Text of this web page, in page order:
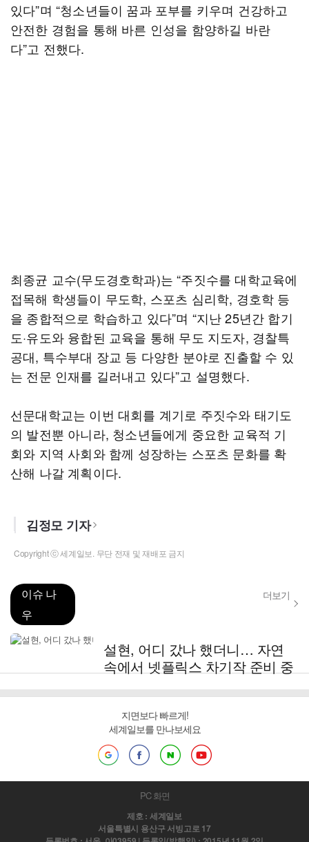
있다”며 “청소년들이 꿈과 포부를 키우며 건강하고
안전한 경험을 통해 바른 인성을 함양하길 바란
다”고 전했다.
최종균 교수(무도경호학과)는 “주짓수를 대학교육에
접목해 학생들이 무도학, 스포츠 심리학, 경호학 등
을 종합적으로 학습하고 있다”며 “지난 25년간 합기
도·유도와 융합된 교육을 통해 무도 지도자, 경찰특
공대, 특수부대 장교 등 다양한 분야로 진출할 수 있
는 전문 인재를 길러내고 있다”고 설명했다.
선문대학교는 이번 대회를 계기로 주짓수와 태기도
의 발전뿐 아니라, 청소년들에게 중요한 교육적 기
회와 지역 사회와 함께 성장하는 스포츠 문화를 확
산해 나갈 계획이다.
김정모 기자
Copyright ⓒ 세계일보. 무단 전재 및 재배포 금지
이슈 나
우
더보기
설현, 어디 갔나 했더니… 자연
속에서 넷플릭스 차기작 준비 중
지면보다 빠르게!
세계일보를 만나보세요
PC 화면
제호 : 세계일보
서울특별시 용산구 서빙고로 17